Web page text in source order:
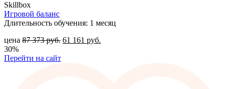
Skillbox
Игровой баланс
Длительность обучения: 1 месяц
цена 87 373руб. 61 161 руб.
30%
Перейти на сайт